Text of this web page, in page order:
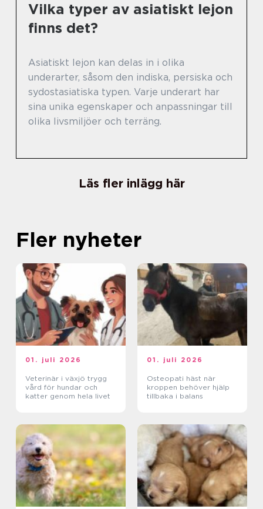
Vilka typer av asiatiskt lejon
finns det?
Asiatiskt lejon kan delas in i olika
underarter, såsom den indiska, persiska och
sydostasiatiska typen. Varje underart har
sina unika egenskaper och anpassningar till
olika livsmiljöer och terräng.
Läs fler inlägg här
Fler nyheter
01. juli 2026
Veterinär i växjö trygg
vård för hundar och
katter genom hela livet
01. juli 2026
Osteopati häst när
kroppen behöver hjälp
tillbaka i balans